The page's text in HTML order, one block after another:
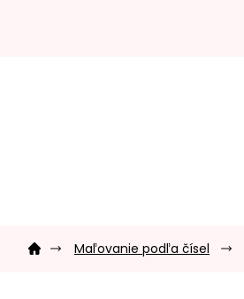
Domov Maľovanie podľa čísel